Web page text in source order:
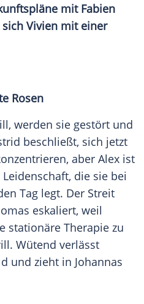
mit Fabien
Vivien mit einer
Rosen
werden sie gestört und
beschließt, sich jetzt
aber Alex ist
Leidenschaft, die sie bei
Tag legt. Der Streit
eskaliert, weil
stationäre Therapie zu
Wütend verlässt
und zieht in Johannas